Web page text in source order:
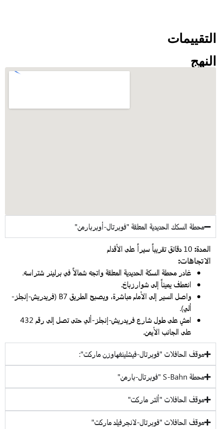
محطة السكك الحديدية المعلقة "فوبرتال-أوبربارمن"
المدة:10 دقائق تقريباً سيراً على الأقدام
الاتجاهات:
غادر محطة السكة الحديدية المعلقة واتجه شمالاً في برلينر شتراسه.
انعطف يميناً إلى شوارزباخ.
واصل السير إلى الأمام مباشرة، ويصبح الطريق B7 (فريدريش-إنجلز-
ألي).
امشِ على طول شارع فريدريش-إنجلز-ألي حتى تصل إلى رقم 432
على الجانب الأيمن.
موقف الحافلات "فوبرتال-فيشلينغهاوزن ماركت":
محطة S-Bahn "فوبرتال-بارمن"
موقف الحافلات "ألتر ماركت"
موقف الحافلات "فوبرتال-لانجرفيلد ماركت"